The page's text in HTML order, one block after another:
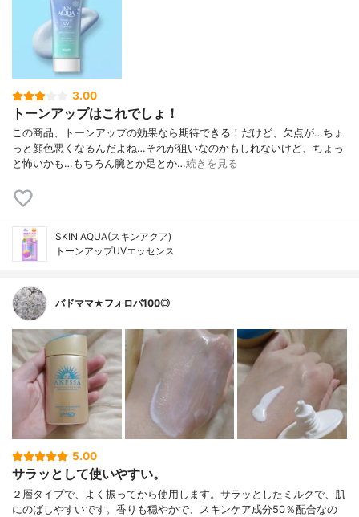
3.00
トーンアップはこれでしょ！
この商品、トーンアップの効果なら期待できる！だけど、欠点が…ちょ
っと顔色悪くなるんだよね…それが狙いなのかもしれないけど、ちょっ
と怖いかも…もちろん腕とか足とか…続きを見る
SKIN AQUA(スキンアクア)
トーンアップUVエッセンス
バドママ★フォロバ100◎
5.00
サラッとして使いやすい。
２層タイプで、よく振ってから使用します。サラッとしたミルクで、肌
にのばしやすいです。香りも穏やかで、スキンケア成分50％配合なの